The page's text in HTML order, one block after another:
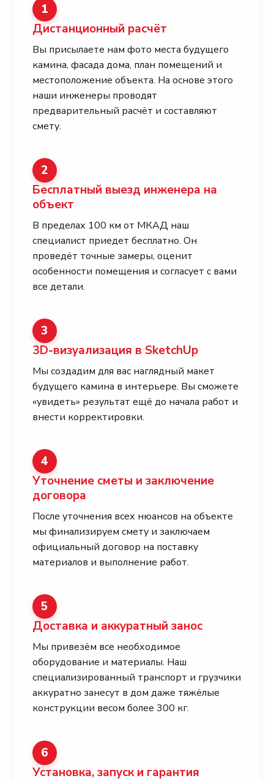
1
Дистанционный расчёт
Вы присылаете нам фото места будущего
камина, фасада дома, план помещений и
местоположение объекта. На основе этого
наши инженеры проводят
предварительный расчёт и составляют
смету.
2
Бесплатный выезд инженера на
объект
В пределах 100 км от МКАД наш
специалист приедет бесплатно. Он
проведёт точные замеры, оценит
особенности помещения и согласует с вами
все детали.
3
3D-визуализация в SketchUp
Мы создадим для вас наглядный макет
будущего камина в интерьере. Вы сможете
«увидеть» результат ещё до начала работ и
внести корректировки.
4
Уточнение сметы и заключение
договора
После уточнения всех нюансов на объекте
мы финализируем смету и заключаем
официальный договор на поставку
материалов и выполнение работ.
5
Доставка и аккуратный занос
Мы привезём все необходимое
оборудование и материалы. Наш
специализированный транспорт и грузчики
аккуратно занесут в дом даже тяжёлые
конструкции весом более 300 кг.
6
Установка, запуск и гарантия